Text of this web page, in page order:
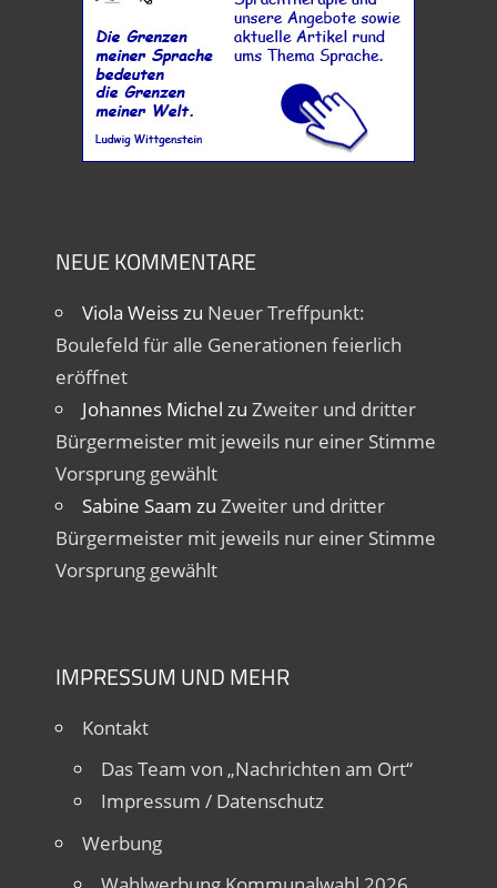
NEUE KOMMENTARE
Viola Weisszu Neuer Treffpunkt:
Boulefeld für alle Generationen feierlich
eröffnet
Johannes Michel zu Zweiter und dritter
Bürgermeister mit jeweils nur einer Stimme
Vorsprung gewählt
Sabine Saam zu Zweiter und dritter
Bürgermeister mit jeweils nur einer Stimme
Vorsprung gewählt
IMPRESSUM UND MEHR
Kontakt
Das Team von „Nachrichten am Ort“
Impressum / Datenschutz
Werbung